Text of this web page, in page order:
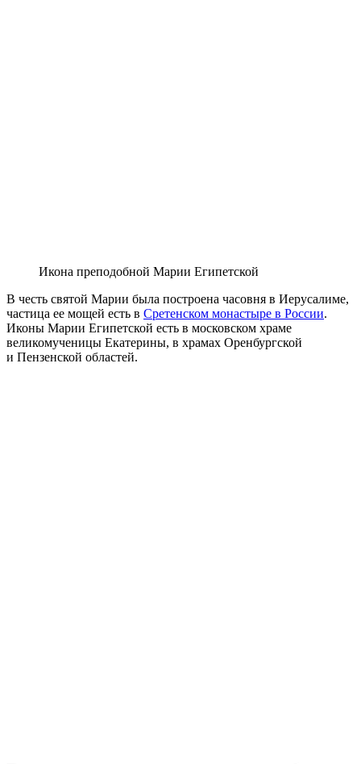
Икона преподобной Марии Египетской
В честь святой Марии была построена часовня в Иерусалиме,
частица ее мощей есть в Сретенском монастыре в России.
Иконы Марии Египетской есть в московском храме
великомученицы Екатерины, в храмах Оренбургской
и Пензенской областей.